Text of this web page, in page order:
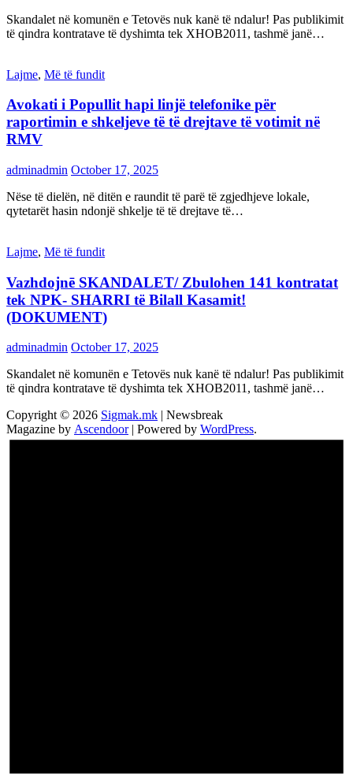
Skandalet në komunën e Tetovës nuk kanë të ndalur! Pas publikimit
të qindra kontratave të dyshimta tek XHOB2011, tashmë janë…
Lajme, Më të fundit
Avokati i Popullit hapi linjë telefonike për
raportimin e shkeljeve të të drejtave të votimit në
RMV
adminadmin October 17, 2025
Nëse të dielën, në ditën e raundit të parë të zgjedhjeve lokale,
qytetarët hasin ndonjë shkelje të të drejtave të…
Lajme, Më të fundit
Vazhdojnē SKANDALET/ Zbulohen 141 kontratat
tek NPK- SHARRI të Bilall Kasamit!
(DOKUMENT)
adminadmin October 17, 2025
Skandalet në komunën e Tetovës nuk kanë të ndalur! Pas publikimit
të qindra kontratave të dyshimta tek XHOB2011, tashmë janë…
Copyright © 2026 Sigmak.mk | Newsbreak
Magazine by Ascendoor| Powered by WordPress.